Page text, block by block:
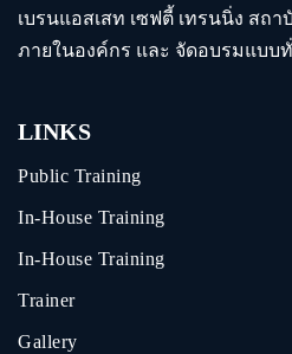
เบรนแอสเสท เซฟตี้ เทรนนิ่ง สถ
ภายในองค์กร และ จัดอบรมแบบ
LINKS
Public Training
In-House Training
In-House Training
Trainer
Gallery